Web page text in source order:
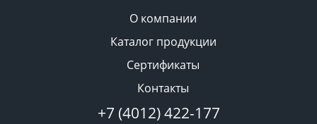
О компании
Каталог продукции
Сертификаты
Контакты
+7 (4012) 422-177